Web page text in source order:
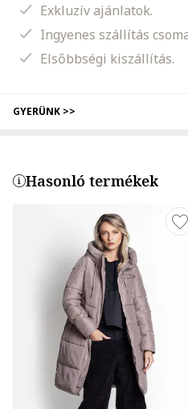
Exkluzív ajánlatok.
Ingyenes szállítás
Elsőbbségi kiszállítás.
GYERÜNK >>
Hasonló termékek